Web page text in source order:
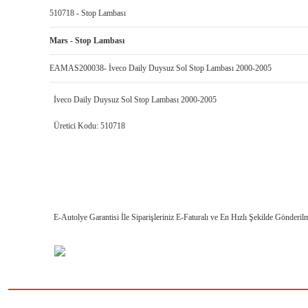
510718 - Stop Lambası
Mars - Stop Lambası
EAMAS200038- İveco Daily Duysuz Sol Stop Lambası 2000-2005
İveco Daily Duysuz Sol Stop Lambası 2000-2005
Üretici Kodu: 510718
E-Autolye Garantisi İle Siparişleriniz E-Faturalı ve En Hızlı Şekilde